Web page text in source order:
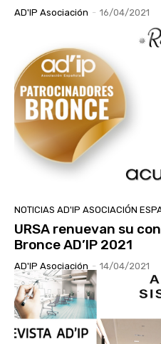
AD'IP Asociación - 16/04/2021
NOTICIAS AD'IP ASOCIACIÓN
URSA renuevan su
Bronce AD’IP 2021
AD'IP Asociación - 14/04/2021